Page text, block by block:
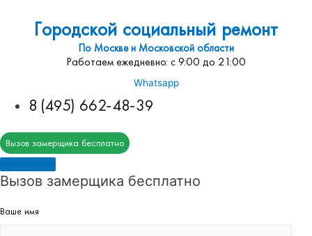
Городской социальный ремонт
По Москве и Московской области
Работаем ежедневно: с 9:00 до 21:00
Whatsapp
8 (495) 662-48-39
Вызов замерщика бесплатно
Вызов замерщика бесплатно
Ваше имя